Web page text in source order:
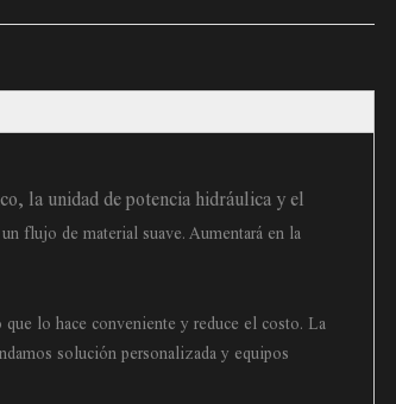
la unidad de potencia hidráulica y el
flujo de material suave. Aumentará en la
lo hace conveniente y reduce el costo. La
solución personalizada y equipos